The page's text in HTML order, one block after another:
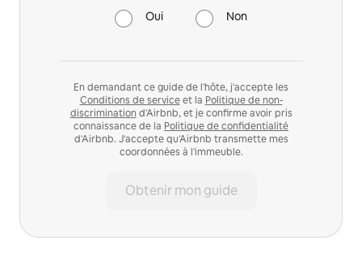
Oui Non
En demandant ce guide de l'hôte, j'accepte les
Conditions de serviceet la Politique de non-
discrimination d'Airbnb, et je confirme avoir pris
connaissance de la Politique de confidentialité
d'Airbnb. J'accepte qu'Airbnb transmette mes
coordonnées à l'immeuble.
Obtenir mon guide